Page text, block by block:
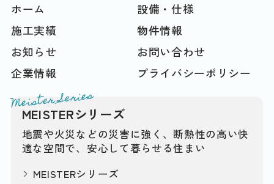
ホーム
設備・仕様
施工実績
物件情報
お知らせ
お問い合わせ
企業情報
プライバシーポリシー
Meister Series
MEISTERシリーズ
地震や火災などの災害に強く、断熱性の高い快
適な空間で、安心して暮らせる住まい
MEISTERシリーズ